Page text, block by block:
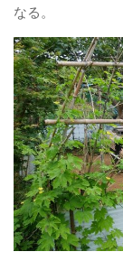
なる。